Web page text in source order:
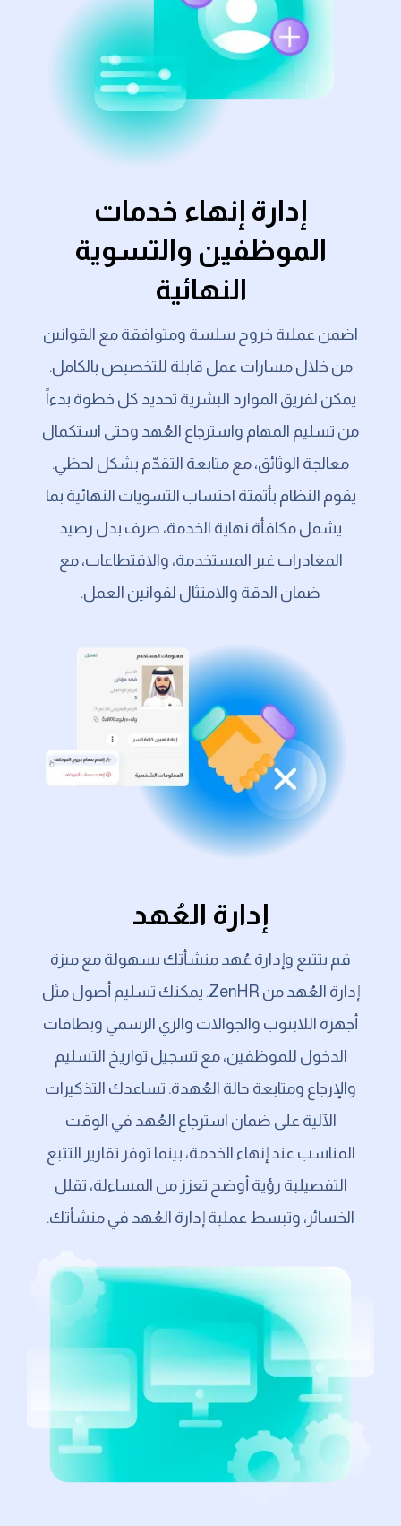
إدارة إنهاء خدمات
الموظفين والتسوية
النهائية
اضمن عملية خروج سلسة ومتوافقة مع القوانين
من خلال مسارات عمل قابلة للتخصيص بالكامل.
يمكن لفريق الموارد البشرية تحديد كل خطوة بدءاً
من تسليم المهام واسترجاع العُهد وحتى استكمال
معالجة الوثائق، مع متابعة التقدّم بشكل لحظي.
يقوم النظام بأتمتة احتساب التسويات النهائية بما
يشمل مكافأة نهاية الخدمة، صرف بدل رصيد
المغادرات غير المستخدمة، والاقتطاعات، مع
ضمان الدقة والامتثال لقوانين العمل.
إدارة العُهد
قم بتتبع وإدارة عُهد منشأتك بسهولة مع ميزة
إدارة العُهد من ZenHR. يمكنك تسليم أصول مثل
أجهزة اللابتوب والجوالات والزي الرسمي وبطاقات
الدخول للموظفين، مع تسجيل تواريخ التسليم
والإرجاع ومتابعة حالة العُهدة. تساعدك التذكيرات
الآلية على ضمان استرجاع العُهد في الوقت
المناسب عند إنهاء الخدمة، بينما توفر تقارير التتبع
التفصيلية رؤية أوضح تعزز من المساءلة، تقلل
الخسائر، وتبسط عملية إدارة العُهد في منشأتك.